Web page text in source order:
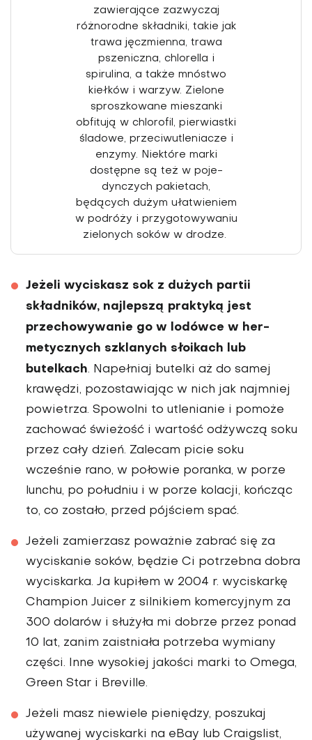
zawierające zazwyczaj
różnorodne składniki, takie jak
trawa jęczmienna, trawa
pszeniczna, chlorella i
spirulina, a także mnóstwo
kiełków i warzyw. Zielone
sproszkowane mieszanki
obfitują w chlorofil, pierwiastki
śla­dowe, przeciwutleniacze i
enzymy. Niektóre marki
dostępne są też w poje­
dynczych pakietach,
będących dużym ułatwieniem
w podróży i przygotowy­waniu
zielonych soków w drodze.
Jeżeli wyciskasz sok z dużych par­tii
składników, najlepszą praktyką jest
przechowywanie go w lodówce w her­
metycznych szklanych słoikach lub
butelkach. Napełniaj butelki aż do samej
krawędzi, pozostawiając w nich jak najmniej
powietrza. Spowolni to utle­nianie i pomoże
zachować świeżość i wartość odżywczą soku
przez cały dzień. Zalecam picie soku
wcześnie rano, w połowie poranka, w porze
lunchu, po południu i w porze kolacji, kończąc
to, co zostało, przed pójściem spać.
Jeżeli zamierzasz poważnie zabrać się za
wyciskanie soków, będzie Ci po­trzebna dobra
wyciskarka. Ja kupiłem w 2004 r. wyciskarkę
Champion Juicer z silnikiem komercyjnym za
300 dola­rów i służyła mi dobrze przez ponad
10 lat, zanim zaistniała potrzeba wy­miany
części. Inne wysokiej jakości marki to Omega,
Green Star i Breville.
Jeżeli masz niewiele pieniędzy, po­szukaj
używanej wyciskarki na eBay lub Craigslist,